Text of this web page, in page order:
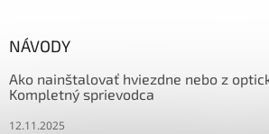
NÁVODY
Ako nainštalovať hviezdne nebo z
Kompletný sprievodca
12.11.2025